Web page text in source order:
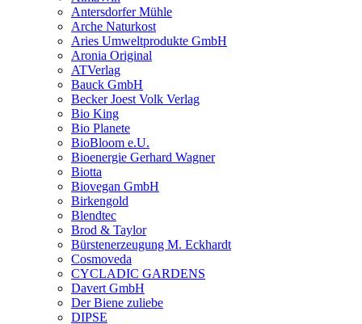
Antersdorfer Mühle
Arche Naturkost
Aries Umweltprodukte GmbH
Aronia Original
ATVerlag
Bauck GmbH
Becker Joest Volk Verlag
Bio King
Bio Planete
BioBloom e.U.
Bioenergie Gerhard Wagner
Biotta
Biovegan GmbH
Birkengold
Blendtec
Brod & Taylor
Bürstenerzeugung M. Eckhardt
Cosmoveda
CYCLADIC GARDENS
Davert GmbH
Der Biene zuliebe
DIPSE